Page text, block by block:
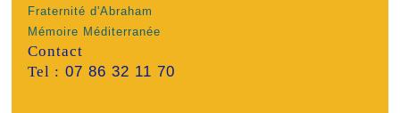
Fraternité d'Abraham
Mémoire Méditerranée
Contact
Tel : 07 86 32 11 70